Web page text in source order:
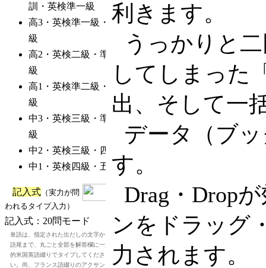
利きます。
うっかりと
してしまった
出、そして一
データ（ブ
す。
Drag・Drop
ンをドラッグ
力されます。